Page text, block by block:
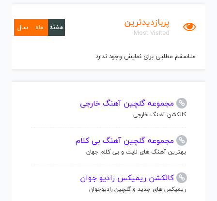
پربازدیدترین
Most Visited
هفته ماه سال
متاسفم مطلبی برای نمایش وجود ندارد
مجموعه گلچین آهنگ خارجی
کالکشن آهنگ خارجی
مجموعه گلچین آهنگ بی کلام
بهترین آهنگ های لایت و بی کلام جهان
کالکشن ریمیکس رادیو جوان
ریمیکس های جدید و گلچین رادیوجوان